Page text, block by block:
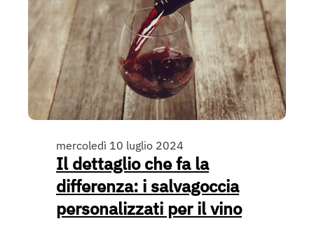
mercoledì 10 luglio 2024
Il dettaglio che fa la
differenza: i salvagoccia
personalizzati per il vino